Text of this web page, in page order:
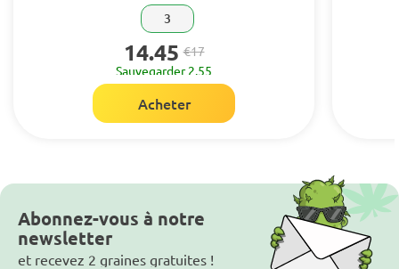
3
14.45 €17
Sauvegarder 2.55
Acheter
Abonnez-vous à notre
newsletter
et recevez 2 graines gratuites !